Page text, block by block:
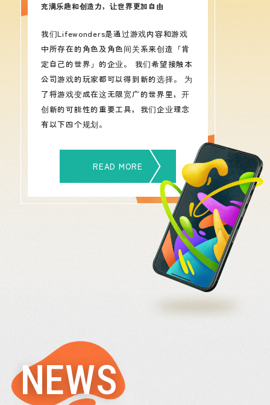
充满乐趣和创造力，让世界更加自由
我们Lifewonders是通过游戏内容和游戏
中所存在的角色及角色间关系来创造「肯
定自己的世界」的企业。 我们希望接触本
公司游戏的玩家都可以得到新的选择。 为
了将游戏变成在这无限宽广的世界里，开
创新的可能性的重要工具，我们企业理念
有以下四个规划。
READ MORE
NEWS